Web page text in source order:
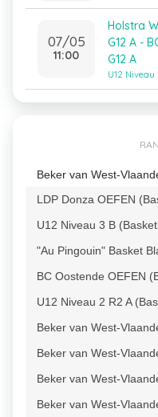
07/05
11:00
Holstra
G12 A -
G12 A
U12
Beker van West-
LDP Donza OEFEN
U12 Niveau 3 B
"Au Pingouin" Basket
BC Oostende OEFEN
U12 Niveau 2 R2 A
Beker van West-
Beker van West-
Beker van West-
Beker van West-